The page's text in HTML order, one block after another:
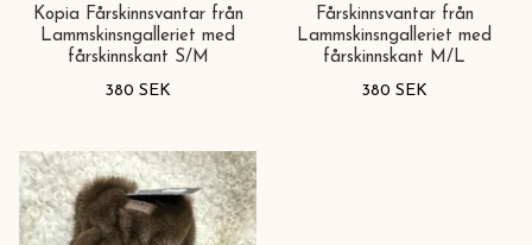
Kopia Fårskinnsvantar från
Lammskinsngalleriet med
fårskinnskant S/M
380 SEK
Fårskinnsvantar från
Lammskinsngalleriet med
fårskinnskant M/L
380 SEK